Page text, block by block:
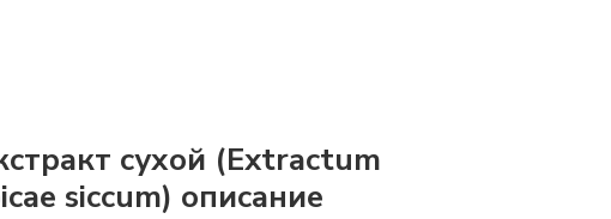
сухой (Extractum
siccum) описание